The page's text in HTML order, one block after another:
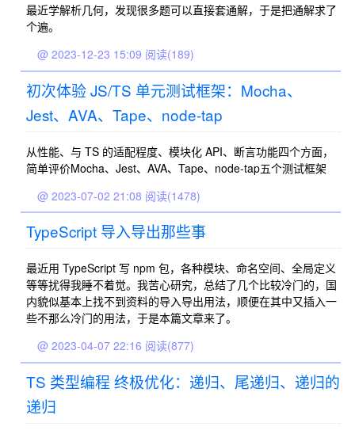
最近学解析几何，发现很多题可以直接套通解，于是把通解求了
个遍。
@ 2023-12-23 15:09 阅读(189)
初次体验 JS/TS 单元测试框架：Mocha、
Jest、AVA、Tape、node-tap
从性能、与 TS 的适配程度、模块化 API、断言功能四个方面，
简单评价Mocha、Jest、AVA、Tape、node-tap五个测试框架
@ 2023-07-02 21:08 阅读(1478)
TypeScript 导入导出那些事
最近用 TypeScript 写 npm 包，各种模块、命名空间、全局定义
等等扰得我睡不着觉。我苦心研究，总结了几个比较冷门的，国
内貌似基本上找不到资料的导入导出用法，顺便在其中又插入一
些不那么冷门的用法，于是本篇文章来了。
@ 2023-04-07 22:16 阅读(877)
TS 类型编程 终极优化：递归、尾递归、递归的
递归